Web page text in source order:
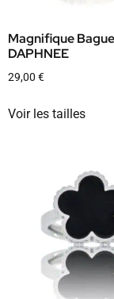
Magnifique
DAPHNEE
29,00 €
Voir les tailles